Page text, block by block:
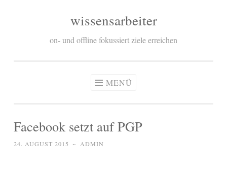
wissensarbeiter
on- und offline fokussiert ziele erreichen
MENÜ
Facebook setzt auf PGP
24. AUGUST 2015 ~ ADMIN